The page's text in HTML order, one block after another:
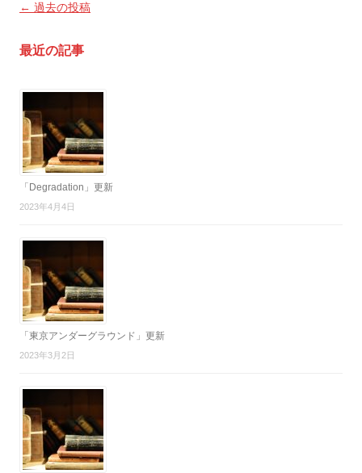
投
ナ
ー
シ
ョ
ン
← 過去の投稿
最近の記事
「Degradation」更新
2023年4月4日
「東京アンダーグラウンド」更新
2023年3月2日